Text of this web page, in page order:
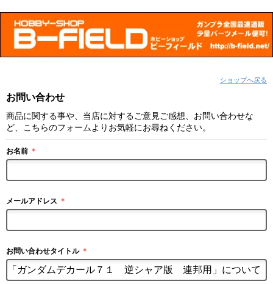
ショップへ戻る
お問い合わせ
商品に関する事や、当店に対するご意見ご感想、お問い合わせな
ど、こちらのフォームよりお気軽にお尋ねください。
お名前 ＊
メールアドレス ＊
お問い合わせタイトル ＊